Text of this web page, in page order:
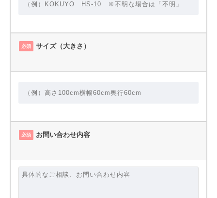
必須 サイズ（大きさ）
必須 お問い合わせ内容